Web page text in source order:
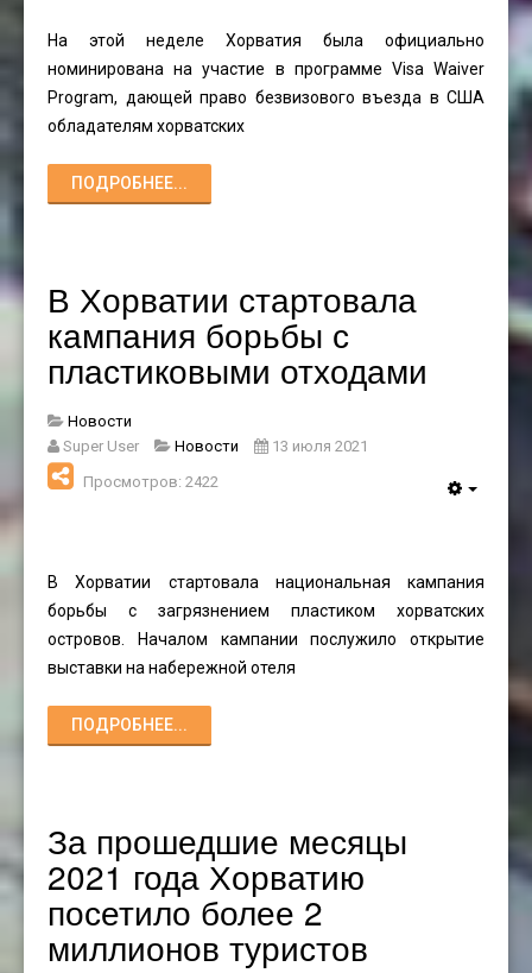
На этой неделе Хорватия была официально
номинирована на участие в программе Visa Waiver
Program, дающей право безвизового въезда в США
обладателям хорватских
ПОДРОБНЕЕ...
В Хорватии стартовала
кампания борьбы с
пластиковыми отходами
Новости
Super User
Новости
13 июля 2021
Просмотров: 2422
В Хорватии стартовала национальная кампания
борьбы с загрязнением пластиком хорватских
островов. Началом кампании послужило открытие
выставки на набережной отеля
ПОДРОБНЕЕ...
За прошедшие месяцы
2021 года Хорватию
посетило более 2
миллионов туристов